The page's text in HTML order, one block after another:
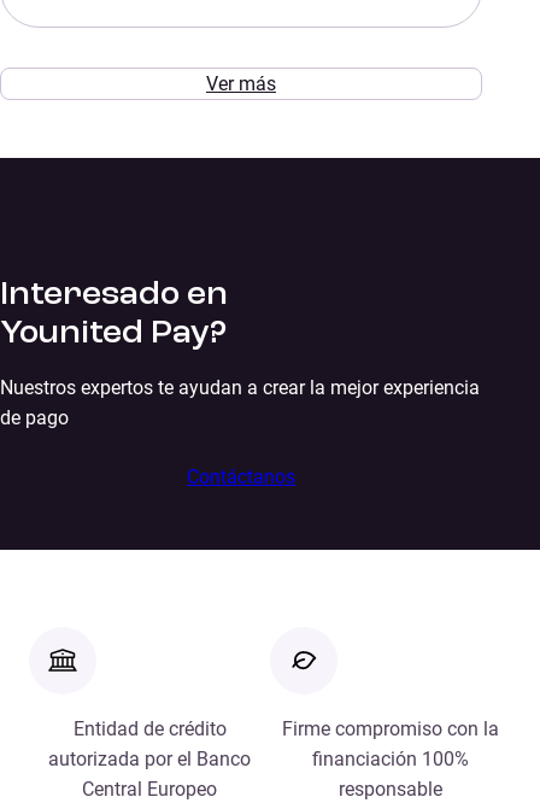
Ver más
Interesado en
Younited Pay?
Nuestros expertos te ayudan a crear la mejor experiencia
de pago
Contáctanos
Entidad de crédito
autorizada por el Banco
Central Europeo
Firme compromiso con la
financiación 100%
responsable